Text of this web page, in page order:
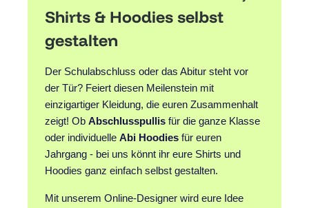
Shirts & Hoodies selbst
gestalten
Der Schulabschluss oder das Abitur steht vor
der Tür? Feiert diesen Meilenstein mit
einzigartiger Kleidung, die euren Zusammenhalt
zeigt! Ob Abschlusspullis für die ganze Klasse
oder individuelle Abi Hoodies für euren
Jahrgang - bei uns könnt ihr eure Shirts und
Hoodies ganz einfach selbst gestalten.
Mit unserem Online-Designer wird eure Idee